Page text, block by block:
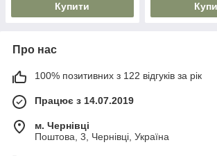
Купити
Про нас
100% позитивних з 122 відгуків за рік
Працює з 14.07.2019
м. Чернівці
Поштова, 3, Чернівці, Україна